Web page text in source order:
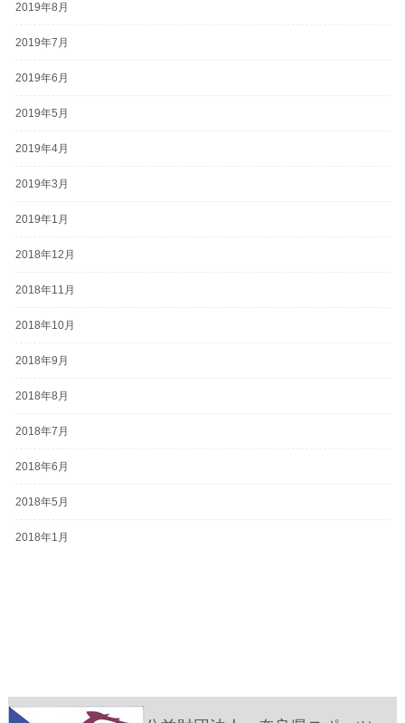
2019年8月
2019年7月
2019年6月
2019年5月
2019年4月
2019年3月
2019年1月
2018年12月
2018年11月
2018年10月
2018年9月
2018年8月
2018年7月
2018年6月
2018年5月
2018年1月